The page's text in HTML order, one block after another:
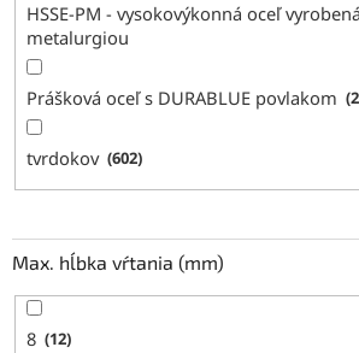
HSSE-PM - vysokovýkonná oceľ
metalurgiou
Prášková oceľ s DURABLUE povlakom
tvrdokov 602
Max. hĺbka vŕtania (mm)
8 12